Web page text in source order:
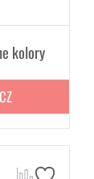
kolory